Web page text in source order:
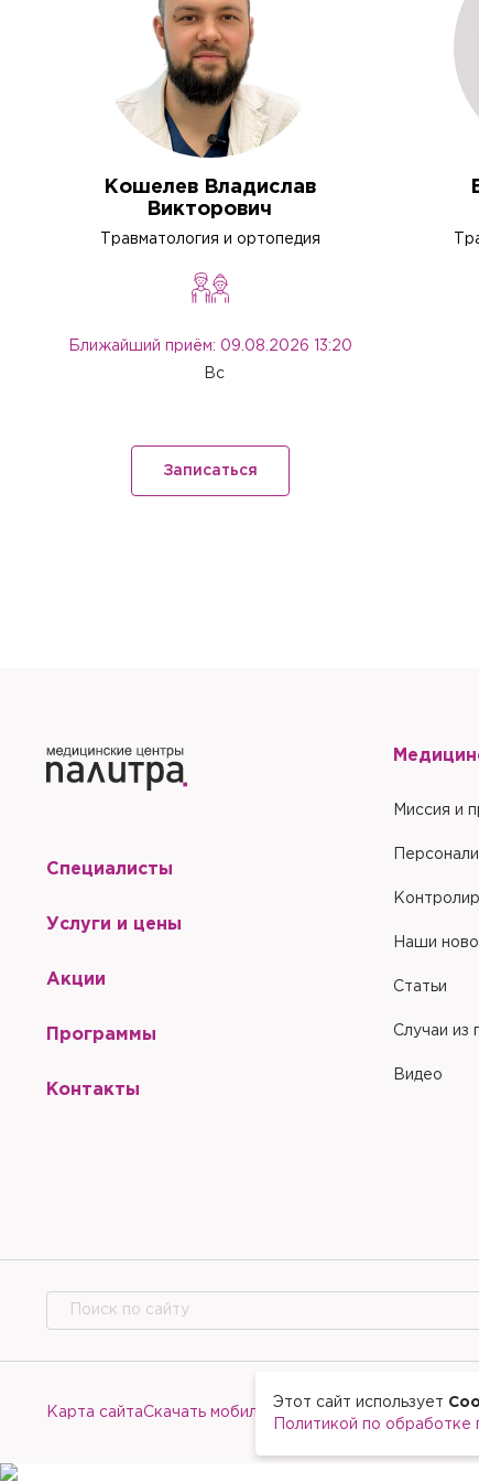
Кошелев Владислав
Викторович
Травматология и ортопедия
Ближайший приём: 09.08.2026 13:20
Вс
Записаться
Этот сайт использует
Политикой по обработке
Специалисты
Услуги и цены
Акции
Программы
Контакты
Миссия и
Наши
Статьи
Случаи из
Видео
Карта сайтаСкачать мобильное приложение